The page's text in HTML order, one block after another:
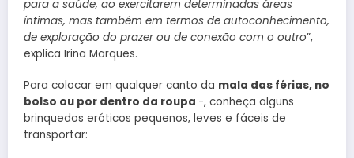
para a saúde, ao exercitarem determinadas áreas
íntimas, mas também em termos de autoconhecimento,
de exploração do prazer ou de conexão com o outro”,
explica Irina Marques.
Para colocar em qualquer canto da mala das férias, no
bolso ou por dentro da roupa -, conheça alguns
brinquedos eróticos pequenos, leves e fáceis de
transportar: